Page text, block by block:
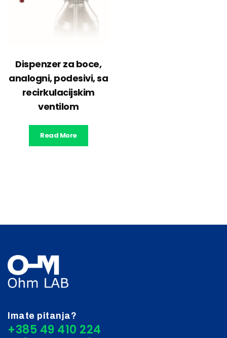
Dispenzer za boce,
analogni, podesivi, sa
recirkulacijskim
ventilom
Read More
Imate pitanja?
+385 49 410 224